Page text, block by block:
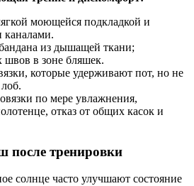
моющейся подкладкой и
из дышащей ткани;
швов в зоне бляшек.
которые удерживают пот, но не
по мере увлажнения,
отказ от общих касок и
после тренировки
солнце часто улучшают состояние